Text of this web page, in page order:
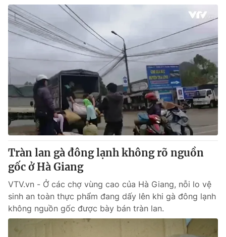
Tràn lan gà đông lạnh không rõ nguồn
gốc ở Hà Giang
VTV.vn - Ở các chợ vùng cao của Hà Giang, nỗi lo vệ
sinh an toàn thực phẩm đang dấy lên khi gà đông lạnh
không nguồn gốc được bày bán tràn lan.